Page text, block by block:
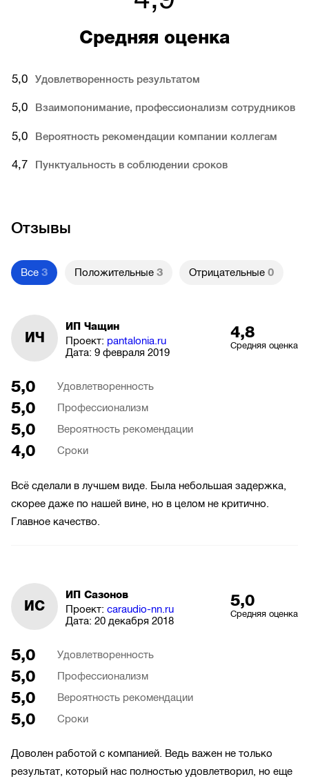
Средняя оценка
5,0 Удовлетворенность результатом
5,0 Взаимопонимание, профессионализм сотрудников
5,0 Вероятность рекомендации компании коллегам
4,7 Пунктуальность в соблюдении сроков
Отзывы
Все 3 Положительные 3 Отрицательные 0
ИЧ
ИП Чащин
Проект: pantalonia.ru
Дата: 9 февраля 2019
4,8
Средняя оценка
5,0 Удовлетворенность
5,0 Профессионализм
5,0 Вероятность рекомендации
4,0 Сроки
Всё сделали в лучшем виде. Была небольшая задержка,
скорее даже по нашей вине, но в целом не критично.
Главное качество.
ИС
ИП Сазонов
Проект: caraudio-nn.ru
Дата: 20 декабря 2018
5,0
Средняя оценка
5,0 Удовлетворенность
5,0 Профессионализм
5,0 Вероятность рекомендации
5,0 Сроки
Доволен работой с компанией. Ведь важен не только
результат, который нас полностью удовлетворил, но еще